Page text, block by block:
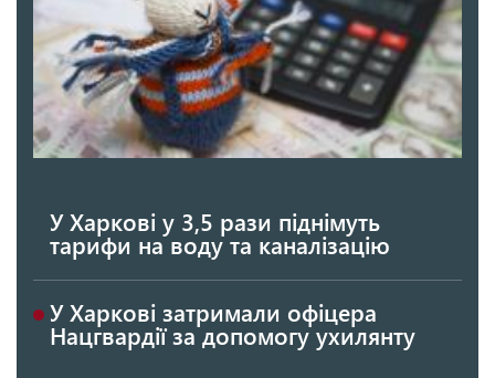
У Харкові у 3,5 рази піднімуть
тарифи на воду та каналізацію
У Харкові затримали офіцера
Нацгвардії за допомогу ухилянту